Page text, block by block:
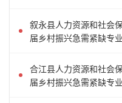
叙永县人力资源和社会
届乡村振兴急需紧缺专
合江县人力资源和社会
届乡村振兴急需紧缺专